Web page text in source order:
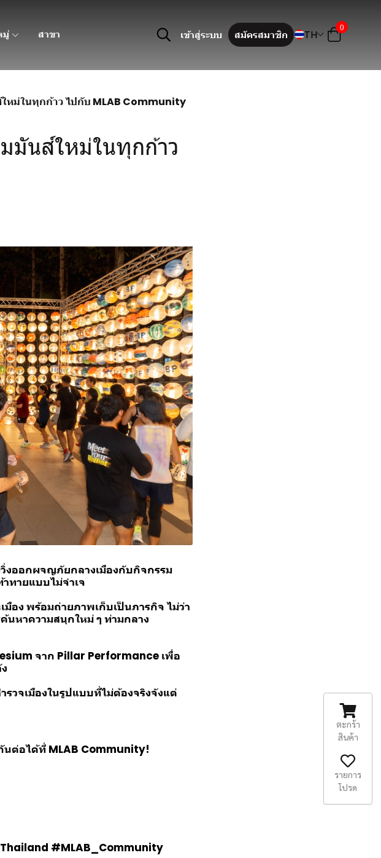
มู่ สาขา เข้าสู่ระบบ สมัครสมาชิก TH
0
ใหม่ในทุกก้าว ไปกับ MLAB Community
มันส์ใหม่ในทุกก้าว
งออกผจญภัยกลางเมืองกับกิจกรรม
ทายแบบไม่จำเจ
อง พร้อมถ่ายภาพเก็บเป็นภารกิจ ไม่ว่า
หาความสนุกใหม่ ๆ ท่ามกลาง
จาก Pillar Performance เพื่อ
วจเมืองในรูปแบบที่ไม่ต้องจริงจังแต่
ต่อได้ที่ MLAB Community!
#MLAB_Community
ตะกร้า
สินค้า
รายการ
โปรด